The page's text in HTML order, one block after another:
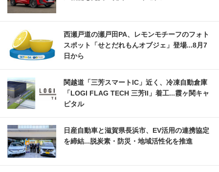
西瀬戸道の瀬戸田PA、レモンモチーフのフォト
スポット「せとだれもんオブジェ」登場...8月7
日から
関越道「三芳スマートIC」近く、冷凍自動倉庫
「LOGI FLAG TECH 三芳II」着工...霞ヶ関キャ
ピタル
日産自動車と滋賀県長浜市、EV活用の連携協定
を締結...脱炭素・防災・地域活性化を推進